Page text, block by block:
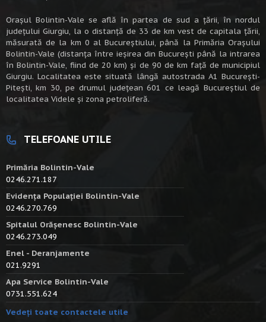
Oraşul Bolintin-Vale se află în partea de sud a ţării, în nordul
judeţului Giurgiu, la o distanţă de 33 de km vest de capitala țării,
măsurată de la km 0 al Bucureștiului, până la Primăria Orașului
Bolintin-Vale (distanța între ieșirea din București până la intrarea
în Bolintin-Vale, fiind de 20 km) şi de 90 de km faţă de municipiul
Giurgiu. Localitatea este situată lângă autostrada A1 Bucureşti-
Piteşti, km 30, pe drumul judeţean 601 ce leagă Bucureştiul de
localitatea Videle şi zona petroliferă.
TELEFOANE UTILE
Primăria Bolintin-Vale
0246.271.187
Evidența Populației Bolintin-Vale
0246.270.769
Spitalul Orășenesc Bolintin-Vale
0246.273.049
Enel - Deranjamente
021.9291
Apa Service Bolintin-Vale
0731.551.624
Vedeți toate contactele utile